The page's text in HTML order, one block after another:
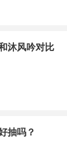
沐风吟对比
抽吗？